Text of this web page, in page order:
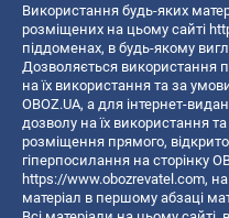
Використання будь-яких
розміщених на цьому сайті
піддоменах, в будь-якому
Дозволяється використання
на їх використання та за
OBOZ.UA, а для інтернет-
дозволу на їх використання
розміщення прямого,
гіперпосилання на сторінку
https://www.obozrevatel.com,
матеріал в першому абзаці